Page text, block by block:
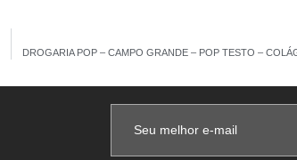
DROGARIA POP – CAMPO GRANDE – POP TESTO –